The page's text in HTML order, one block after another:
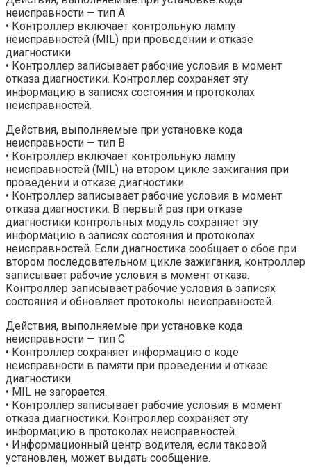
неисправности — тип А
• Контроллер включает контрольную лампу
неисправностей (MIL) при проведении и отказе
диагностики.
• Контроллер записывает рабочие условия в момент
отказа диагностики. Контроллер сохраняет эту
информацию в записях состояния и протоколах
неисправностей.
Действия, выполняемые при установке кода
неисправности — тип В
• Контроллер включает контрольную лампу
неисправностей (MIL) на втором цикле зажигания при
проведении и отказе диагностики.
• Контроллер записывает рабочие условия в момент
отказа диагностики. В первый раз при отказе
диагностики контрольных модуль сохраняет эту
информацию в записях состояния и протоколах
неисправностей. Если диагностика сообщает о сбое при
втором последовательном цикле зажигания, контроллер
записывает рабочие условия в момент отказа.
Контроллер записывает рабочие условия в записях
состояния и обновляет протоколы неисправностей.
Действия, выполняемые при установке кода
неисправности — тип С
• Контроллер сохраняет информацию о коде
неисправности в памяти при проведении и отказе
диагностики.
• MIL не загорается.
• Контроллер записывает рабочие условия в момент
отказа диагностики. Контроллер сохраняет эту
информацию в протоколах неисправностей.
• Информационный центр водителя, если таковой
установлен, может выдать сообщение.